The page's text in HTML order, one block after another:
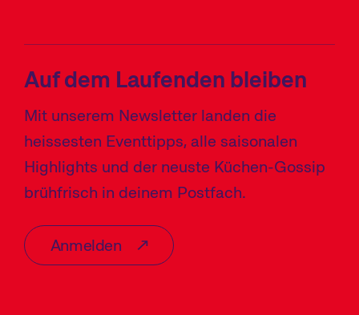
Auf dem Laufenden bleiben
Mit unserem Newsletter landen die
heissesten Eventtipps, alle saisonalen
Highlights und der neuste Küchen-Gossip
brühfrisch in deinem Postfach.
Anmelden